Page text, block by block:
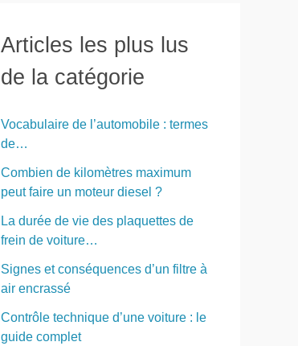
r
c
Articles les plus lus
de la catégorie
Vocabulaire de l’automobile : termes
de…
Combien de kilomètres maximum
peut faire un moteur diesel ?
La durée de vie des plaquettes de
frein de voiture…
Signes et conséquences d’un filtre à
air encrassé
Contrôle technique d’une voiture : le
guide complet